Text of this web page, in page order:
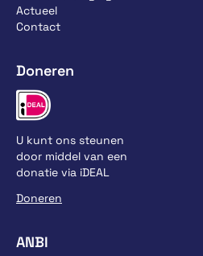
Actueel
Contact
Doneren
U kunt ons steunen
door middel van een
donatie via iDEAL
Doneren
ANBI